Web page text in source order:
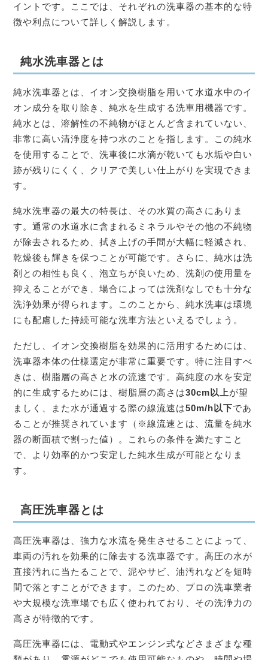
イントです。ここでは、それぞれの洗車器の基本的な特
徴や利点について詳しく解説します。
純水洗車器とは
純水洗車器とは、イオン交換樹脂を用いて水道水中のイ
オン成分を取り除き、純水を生成する洗車用機器です。
純水とは、溶解性の不純物がほとんど含まれていない、
非常に高い清浄度を持つ水のことを指します。この純水
を使用することで、洗車後に水滴が乾いても水垢や白い
跡が残りにくく、クリアで美しい仕上がりを実現できま
す。
純水洗車器の最大の特長は、その水質の高さにありま
す。通常の水道水に含まれるミネラルやその他の不純物
が除去されるため、拭き上げの手間が大幅に軽減され、
乾燥後も輝きを保つことが可能です。さらに、純水は洗
剤との相性も良く、泡立ちが良いため、洗剤の使用量を
抑えることができ、場合によっては洗剤なしでも十分な
洗浄効果が得られます。このことから、純水洗車は環境
にも配慮した持続可能な洗車方法といえるでしょう。
ただし、イオン交換樹脂を効果的に活用するためには、
洗車器本体の仕様選定が非常に重要です。特に注目すべ
きは、樹脂層の高さと水の流速です。高純度の水を安定
的に生成するためには、樹脂層の高さは30cm以上が望
ましく、また水が通過する際の線流速は50m/h以下であ
ることが推奨されています（※線流速とは、流量を純水
器の断面積で割った値）。これらの条件を満たすこと
で、より効率的かつ安定した純水生成が可能となりま
す。
高圧洗車器とは
高圧洗車器は、強力な水流を発生させることによって、
車両の汚れを効果的に除去する洗車器です。高圧の水が
直接汚れに当たることで、泥やサビ、油汚れなどを短時
間で落とすことができます。このため、プロの洗車業者
や大規模な洗車場でも広く使われており、その洗浄力の
高さが特徴的です。
高圧洗車器には、電動式やエンジン式などさまざまな種